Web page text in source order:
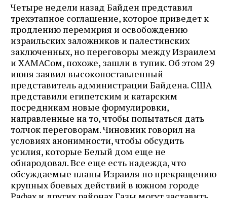
Четыре недели назад Байден представил
трехэтапное соглашение, которое приведет к
продлению перемирия и освобождению
израильских заложников и палестинских
заключенных, но переговоры между Израилем
и ХАМАСом, похоже, зашли в тупик. Об этом 29
июня заявил высокопоставленный
представитель администрации Байдена. США
представили египетским и катарским
посредникам новые формулировки,
направленные на то, чтобы попытаться дать
толчок переговорам. Чиновник говорил на
условиях анонимности, чтобы обсудить
усилия, которые Белый дом еще не
обнародовал. Все еще есть надежда, что
обсуждаемые планы Израиля по прекращению
крупных боевых действий в южном городе